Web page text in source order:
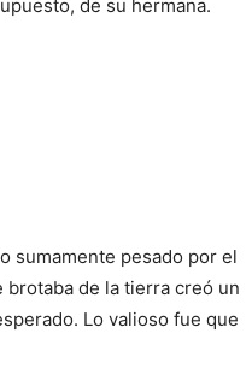
de su hermana.
sumamente pesado por el
de la tierra creó un
Lo valioso fue que